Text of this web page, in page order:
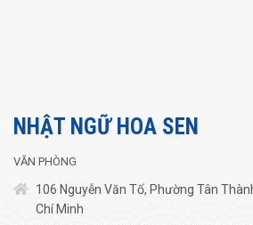
NHẬT NGỮ HOA SEN
VĂN PHÒNG
106 Nguyễn Văn Tố, Phường Tân
Chí Minh